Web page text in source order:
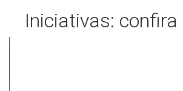
Iniciativas: confira